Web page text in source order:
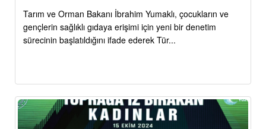
Tarım ve Orman Bakanı İbrahim Yumaklı, çocukların ve
gençlerin sağlıklı gıdaya erişimi için yeni bir denetim
sürecinin başlatıldığını ifade ederek Tür...